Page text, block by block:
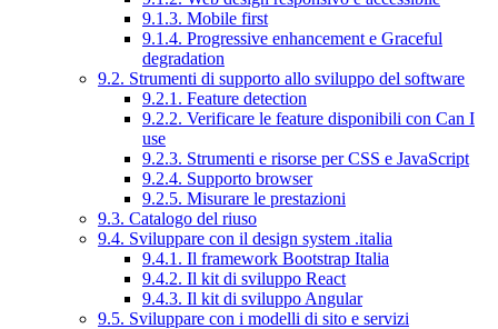
9.1.3. Mobile first
9.1.4. Progressive enhancement e Graceful
degradation
9.2. Strumenti di supporto allo sviluppo del software
9.2.1. Feature detection
9.2.2. Verificare le feature disponibili con Can I
use
9.2.3. Strumenti e risorse per CSS e JavaScript
9.2.4. Supporto browser
9.2.5. Misurare le prestazioni
9.3. Catalogo del riuso
9.4. Sviluppare con il design system .italia
9.4.1. Il framework Bootstrap Italia
9.4.2. Il kit di sviluppo React
9.4.3. Il kit di sviluppo Angular
9.5. Sviluppare con i modelli di sito e servizi